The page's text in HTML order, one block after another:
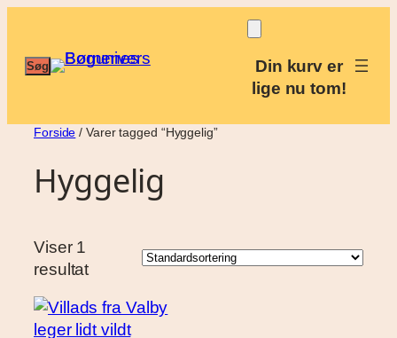
indhold
Søg
Søg
Din kurv er
lige nu tom!
Forside / Varer tagged “Hyggelig”
Hyggelig
Viser 1
resultat